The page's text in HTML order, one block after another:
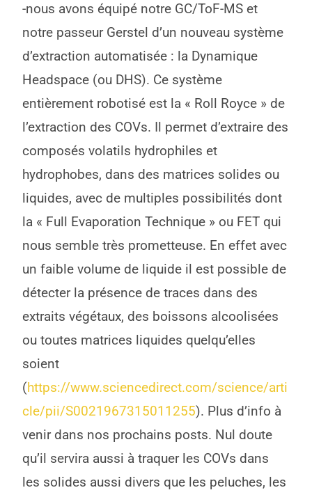
-nous avons équipé notre GC/ToF-MS et
notre passeur Gerstel d’un nouveau système
d’extraction automatisée : la Dynamique
Headspace (ou DHS). Ce système
entièrement robotisé est la « Roll Royce » de
l’extraction des COVs. Il permet d’extraire des
composés volatils hydrophiles et
hydrophobes, dans des matrices solides ou
liquides, avec de multiples possibilités dont
la « Full Evaporation Technique » ou FET qui
nous semble très prometteuse. En effet avec
un faible volume de liquide il est possible de
détecter la présence de traces dans des
extraits végétaux, des boissons alcoolisées
ou toutes matrices liquides quelqu’elles
soient
(https://www.sciencedirect.com/science/arti
cle/pii/S0021967315011255). Plus d’info à
venir dans nos prochains posts. Nul doute
qu’il servira aussi à traquer les COVs dans
les solides aussi divers que les peluches, les